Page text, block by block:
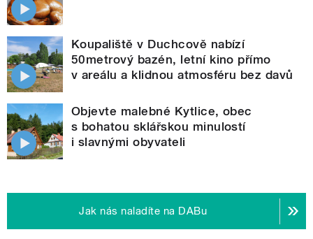
Koupaliště v Duchcově nabízí
50metrový bazén, letní kino přímo
v areálu a klidnou atmosféru bez davů
Objevte malebné Kytlice, obec
s bohatou sklářskou minulostí
i slavnými obyvateli
Jak nás naladíte na DABu